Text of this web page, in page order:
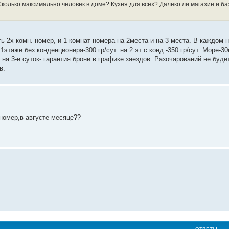
максимально человек в доме? Кухня для всех? Далеко ли магазин и
2х комн. номер, и 1 комнат номера на 2места и на 3 места. В каждом
без конденционера-300 гр/сут. на 2 эт с конд.-350 гр/сут. Море-
3-е суток- гарантия брони в графике заездов. Разочарований не
августе месяце??